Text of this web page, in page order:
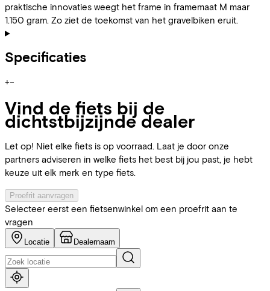
praktische innovaties weegt het frame in framemaat M maar
1.150 gram. Zo ziet de toekomst van het gravelbiken eruit.
Specificaties
+−
Vind de fiets bij de
dichtstbijzijnde dealer
Let op! Niet elke fiets is op voorraad. Laat je door onze
partners adviseren in welke fiets het best bij jou past, je hebt
keuze uit elk merk en type fiets.
Proefrit aanvragen
Selecteer eerst een fietsenwinkel om een proefrit aan te
vragen
Locatie Dealernaam